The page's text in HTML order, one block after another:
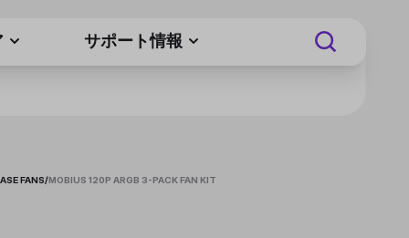
サポート情報
FANS/MOBIUS 120P ARGB 3-PACK FAN KIT